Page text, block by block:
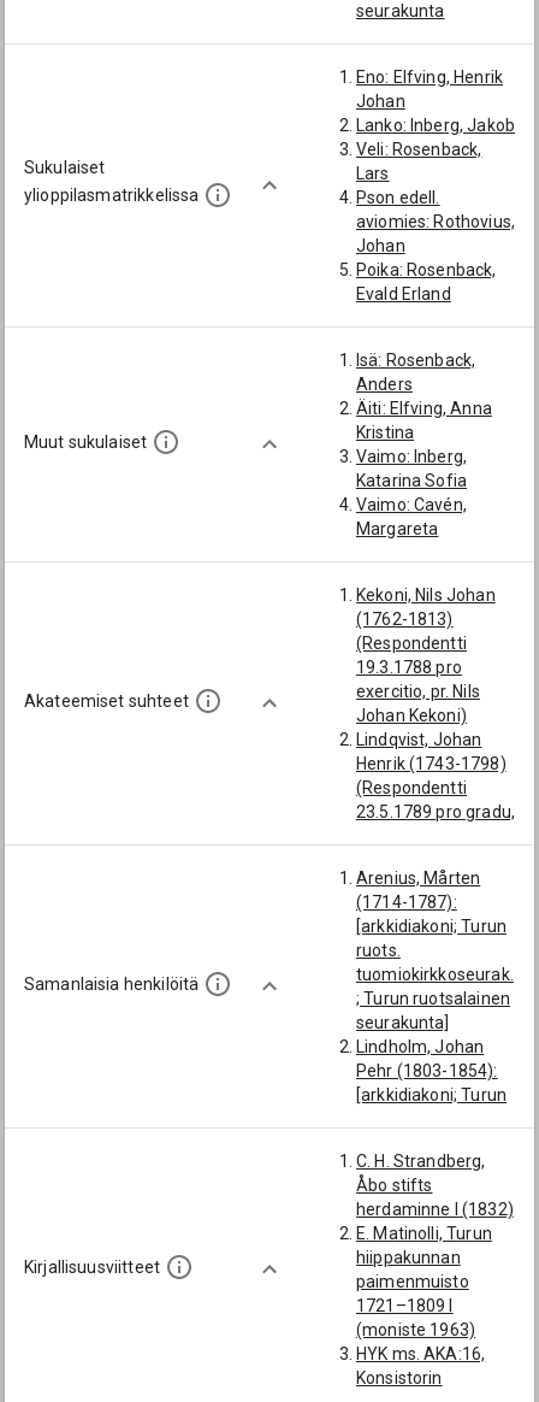
seurakunta
Sukulaiset
ylioppilasmatrikkelissa
Eno: Elfving, Henrik
Johan
Lanko: Inberg, Jakob
Veli: Rosenback,
Lars
Pson edell.
aviomies: Rothovius,
Johan
Poika: Rosenback,
Evald Erland
Magnus
Veljenpoika:
Rosenback, Erland
Muut sukulaiset
Isä: Rosenback,
Anders
Äiti: Elfving, Anna
Kristina
Vaimo: Inberg,
Katarina Sofia
Vaimo: Cavén,
Margareta
Akateemiset suhteet
Kekoni, Nils Johan
(1762-1813)
(Respondentti
19.3.1788 pro
exercitio, pr. Nils
Johan Kekoni)
Lindqvist, Johan
Henrik (1743-1798)
(Respondentti
23.5.1789 pro gradu,
Samanlaisia henkilöitä
Arenius, Mårten
(1714-1787):
[arkkidiakoni; Turun
ruots.
tuomiokirkkoseurak.
; Turun ruotsalainen
seurakunta]
Lindholm, Johan
Pehr (1803-1854):
[arkkidiakoni; Turun
; Turun ruotsalainen
seurakunta]
Amnell, Johan
(1692-1772):
[arkkidiakoni; Turun
ruots.
tuomiokirkkoseurak.
; Turun ruotsalainen
seurakunta]
Brunnerus, Johan
Kirjallisuusviitteet
C. H. Strandberg,
Åbo stifts
herdaminne I (1832)
E. Matinolli, Turun
hiippakunnan
paimenmuisto
1721–1809 I
(moniste 1963)
HYK ms. AKA:16,
Konsistorin